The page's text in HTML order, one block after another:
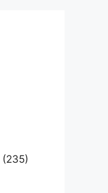
(235)